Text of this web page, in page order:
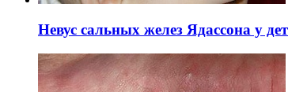
Невус сальных желез Ядассона у